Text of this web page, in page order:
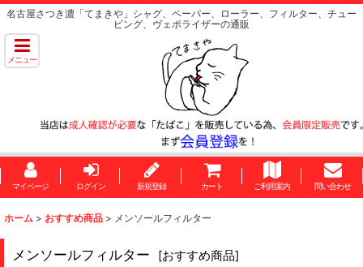
名古屋さつき濃「てまきや」シャグ、ペーパー、ローラー、フィルター、チュー
ビング、ヴェポライザーの通販
メニュー
マイページ ログイン 新規登録 カート ご利用案内 問い合わせ
ホーム > おすすめ商品 > メンソールフィルター
メンソールフィルター [おすすめ商品]